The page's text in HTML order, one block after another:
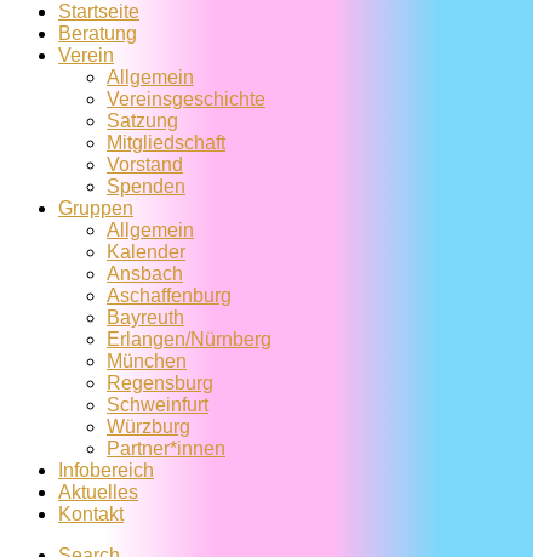
Startseite
Beratung
Verein
Allgemein
Vereins­geschichte
Satzung
Mitglied­schaft
Vorstand
Spenden
Gruppen
Allgemein
Kalender
Ansbach
Aschaffenburg
Bayreuth
Erlangen/Nürnberg
München
Regensburg
Schweinfurt
Würzburg
Partner*innen
Infobereich
Aktuelles
Kontakt